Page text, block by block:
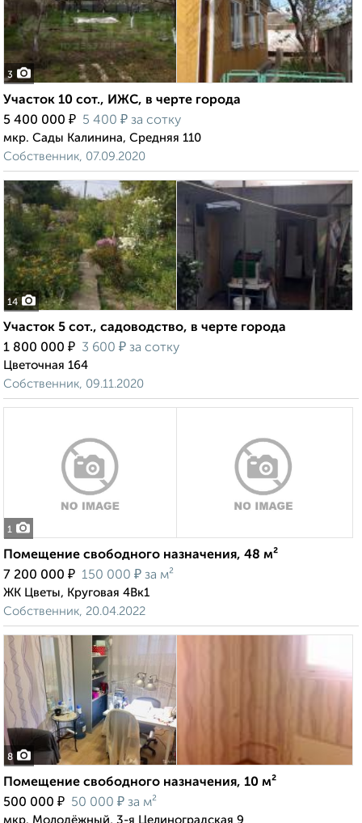
3
Участок 10 сот., ИЖС, в черте города
5 400 000 ₽ 5 400 ₽ за сотку
мкр. Сады Калинина, Средняя 110
Собственник, 07.09.2020
14
Участок 5 сот., садоводство, в черте города
1 800 000 ₽ 3 600 ₽ за сотку
Цветочная 164
Собственник, 09.11.2020
1
Помещение свободного назначения, 48 м²
7 200 000 ₽ 150 000 ₽ за м²
ЖК Цветы, Круговая 4Вк1
Собственник, 20.04.2022
8
Помещение свободного назначения, 10 м²
500 000 ₽ 50 000 ₽ за м²
мкр. Молодёжный, 3-я Целиноградская 9